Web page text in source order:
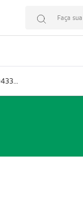
Faça
Prestador Oncoped Serviços Médicos (51004335-0)